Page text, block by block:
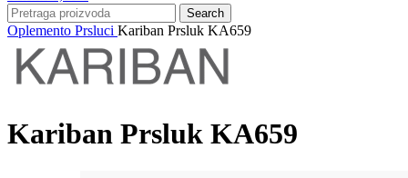
Search
Oplemento Prsluci Kariban Prsluk KA659
Kariban Prsluk KA659